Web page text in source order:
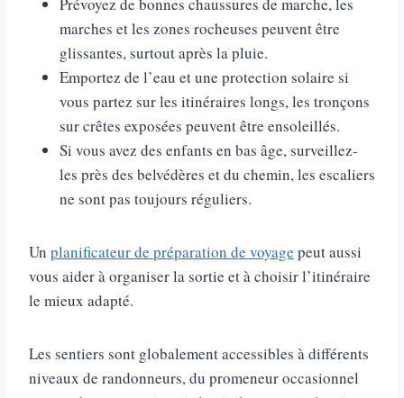
marches et les zones rocheuses peuvent être
glissantes, surtout après la pluie.
Emportez de l’eau et une protection solaire si
vous partez sur les itinéraires longs, les tronçons
sur crêtes exposées peuvent être ensoleillés.
Si vous avez des enfants en bas âge, surveillez-
les près des belvédères et du chemin, les escaliers
ne sont pas toujours réguliers.
Un planificateur de préparation de voyage peut aussi
vous aider à organiser la sortie et à choisir l’itinéraire
le mieux adapté.
Les sentiers sont globalement accessibles à différents
niveaux de randonneurs, du promeneur occasionnel